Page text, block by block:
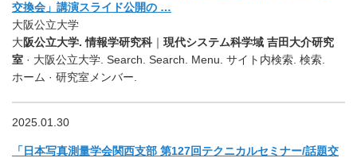
交換会」講演スライド公開の …
大阪公立大学
大阪公立大学. 情報学研究科 ｜ 現代システム科学域 吉田大介研究
室 · 大阪公立大学. Search. Search. Menu. サイト内検索. 検索.
ホーム · 研究室メンバー.
2025.01.30
「日本写真測量学会関西支部 第127回テクニカルセミナー/話題交